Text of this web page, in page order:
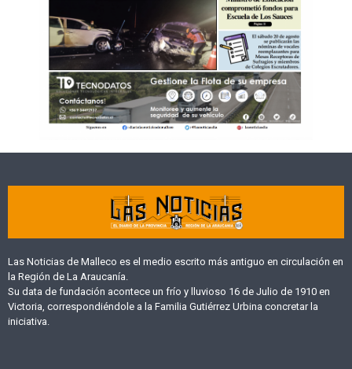
Las Noticias de Malleco es el medio escrito más antiguo en circulación en
la Región de La Araucanía.
Su data de fundación acontece un frío y lluvioso 16 de Julio de 1910 en
Victoria, correspondiéndole a la Familia Gutiérrez Urbina concretar la
iniciativa.